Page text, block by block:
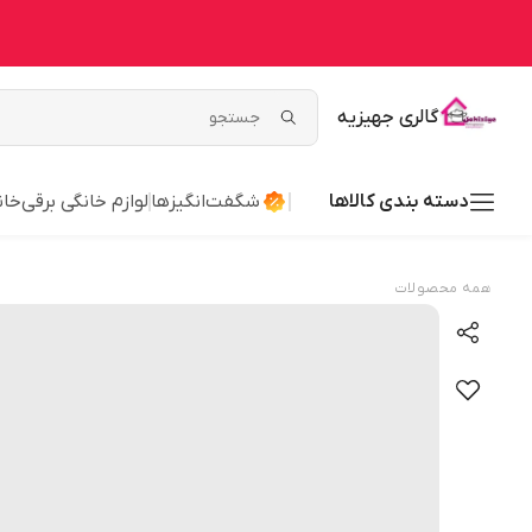
گالری جهیزیه
دسته بندی کالاها شگفت‌انگیزها لوازم خانگی برقی
همه محصولات